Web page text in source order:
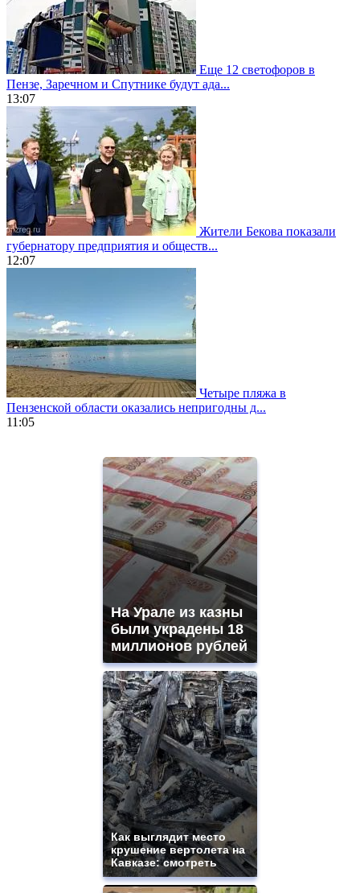
Еще 12 светофоров в
Пензе, Заречном и Спутнике будут ада...
13:07
Жители Бекова показали
губернатору предприятия и обществ...
12:07
Четыре пляжа в
Пензенской области оказались непригодны д...
11:05
https://gradewatches.to/
https://www.replicasrelojes.to/
На Урале из казны
были украдены 18
миллионов рублей
Как выглядит место
крушение вертолета на
Кавказе: смотреть